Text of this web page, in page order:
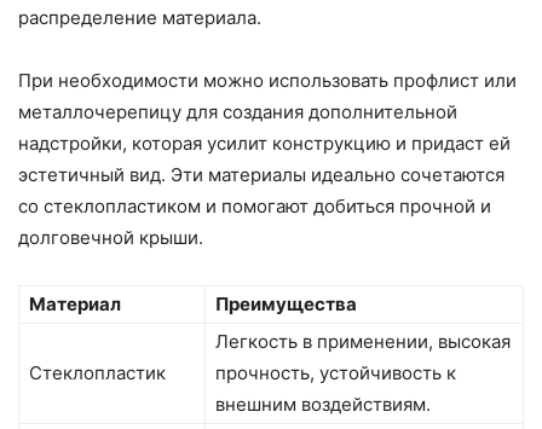
распределение материала.
При необходимости можно использовать профлист или
металлочерепицу для создания дополнительной
надстройки, которая усилит конструкцию и придаст ей
эстетичный вид. Эти материалы идеально сочетаются
со стеклопластиком и помогают добиться прочной и
долговечной крыши.
Материал Преимущества
Стеклопластик
Легкость в применении, высокая
прочность, устойчивость к
внешним воздействиям.